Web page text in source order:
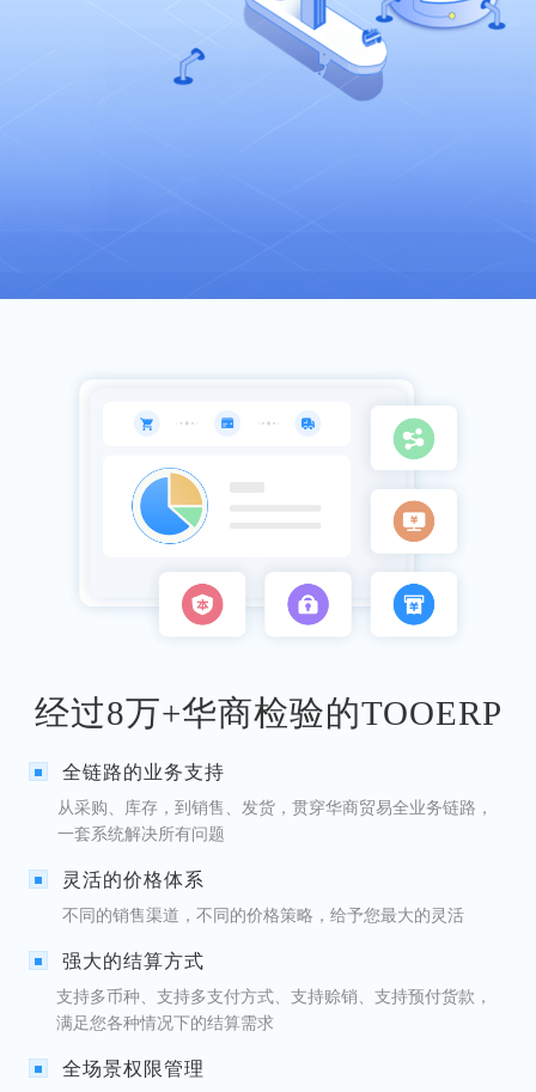
经过8万+华商检验的TOOERP
全链路的业务支持
从采购、库存，到销售、发货，贯穿华商贸易全业务链路，
一套系统解决所有问题
灵活的价格体系
不同的销售渠道，不同的价格策略，给予您最大的灵活
强大的结算方式
支持多币种、支持多支付方式、支持赊销、支持预付货款，
满足您各种情况下的结算需求
全场景权限管理